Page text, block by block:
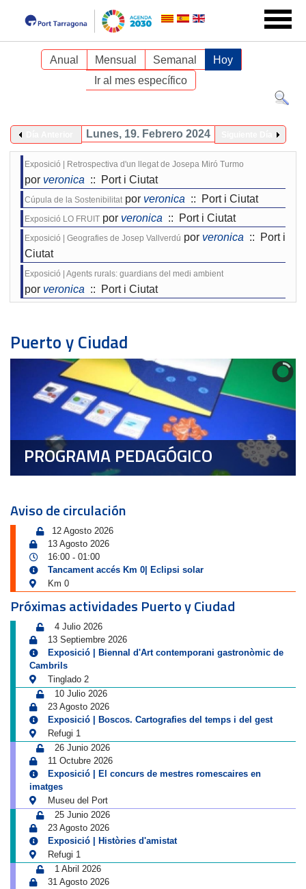
Anual Mensual Semanal
Hoy
Ir al mes específico
Lunes, 19. Febrero 2024
Exposició | Retrospectiva d'un llegat de Josepa Miró Turmo
por veronica :: Port i Ciutat
Cúpula de la Sostenibilitat por veronica :: Port i Ciutat
Exposició LO FRUIT por veronica :: Port i Ciutat
Exposició | Geografies de Josep Vallverdú por veronica :: Port i
Ciutat
Exposició | Agents rurals: guardians del medi ambient
por veronica :: Port i Ciutat
Puerto y Ciudad
PROGRAMA PEDAGÓGICO
Aviso de circulación
12 Agosto 2026
13 Agosto 2026
16:00 - 01:00
Tancament accés Km 0| Eclipsi solar
Km 0
Próximas actividades Puerto y Ciudad
4 Julio 2026
13 Septiembre 2026
Exposició | Biennal d'Art contemporani gastronòmic de
Cambrils
Tinglado 2
10 Julio 2026
23 Agosto 2026
Exposició | Boscos. Cartografies del temps i del gest
Refugi 1
26 Junio 2026
11 Octubre 2026
Exposició | El concurs de mestres romescaires en
imatges
Museu del Port
25 Junio 2026
23 Agosto 2026
Exposició | Històries d'amistat
Refugi 1
1 Abril 2026
31 Agosto 2026